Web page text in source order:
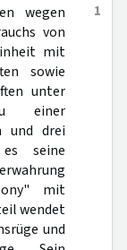
1
wegen
von
mit
sowie
unter
einer
und drei
seine
mit
wendet
und